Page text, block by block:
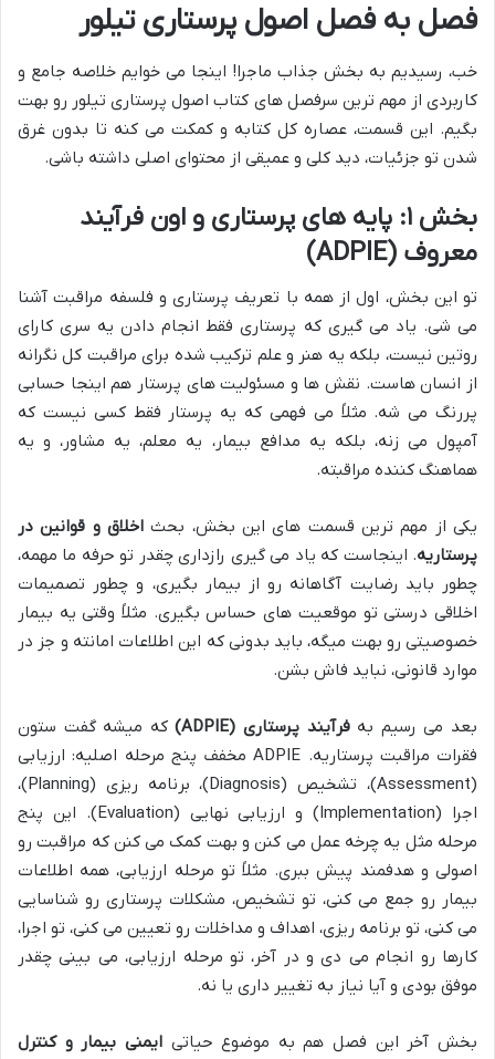
فصل به فصل اصول پرستاری تیلور
خب، رسیدیم به بخش جذاب ماجرا! اینجا می خوایم خلاصه جامع و
کاربردی از مهم ترین سرفصل های کتاب اصول پرستاری تیلور رو بهت
بگیم. این قسمت، عصاره کل کتابه و کمکت می کنه تا بدون غرق
شدن تو جزئیات، دید کلی و عمیقی از محتوای اصلی داشته باشی.
بخش ۱: پایه های پرستاری و اون فرآیند
معروف (ADPIE)
تو این بخش، اول از همه با تعریف پرستاری و فلسفه مراقبت آشنا
می شی. یاد می گیری که پرستاری فقط انجام دادن یه سری کارای
روتین نیست، بلکه یه هنر و علم ترکیب شده برای مراقبت کل نگرانه
از انسان هاست. نقش ها و مسئولیت های پرستار هم اینجا حسابی
پررنگ می شه. مثلاً می فهمی که یه پرستار فقط کسی نیست که
آمپول می زنه، بلکه یه مدافع بیمار، یه معلم، یه مشاور، و یه
هماهنگ کننده مراقبته.
یکی از مهم ترین قسمت های این بخش، بحث اخلاق و قوانین در
پرستاریه. اینجاست که یاد می گیری رازداری چقدر تو حرفه ما مهمه،
چطور باید رضایت آگاهانه رو از بیمار بگیری، و چطور تصمیمات
اخلاقی درستی تو موقعیت های حساس بگیری. مثلاً وقتی یه بیمار
خصوصیتی رو بهت میگه، باید بدونی که این اطلاعات امانته و جز در
موارد قانونی، نباید فاش بشن.
بعد می رسیم بهفرآیند پرستاری (ADPIE)
که میشه گفت ستون
فقرات مراقبت پرستاریه. ADPIE مخفف پنج مرحله اصلیه: ارزیابی
(Assessment)، تشخیص (Diagnosis)، برنامه ریزی (Planning)،
اجرا (Implementation) و ارزیابی نهایی (Evaluation). این پنج
مرحله مثل یه چرخه عمل می کنن و بهت کمک می کنن که مراقبت رو
اصولی و هدفمند پیش ببری. مثلاً تو مرحله ارزیابی، همه اطلاعات
بیمار رو جمع می کنی، تو تشخیص، مشکلات پرستاری رو شناسایی
می کنی، تو برنامه ریزی، اهداف و مداخلات رو تعیین می کنی، تو اجرا،
کارها رو انجام می دی و در آخر، تو مرحله ارزیابی، می بینی چقدر
موفق بودی و آیا نیاز به تغییر داری یا نه.
بخش آخر این فصل هم به موضوع حیاتیایمنی بیمار و کنترل